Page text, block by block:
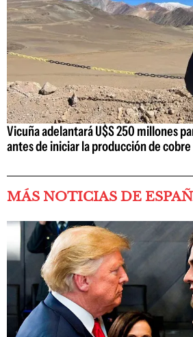
Vicuña adelantará U$S 250 millones
antes de iniciar la producción de cobre
MÁS NOTICIAS DE